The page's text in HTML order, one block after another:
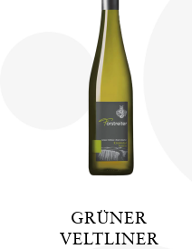
GRÜNER
VELTLINER